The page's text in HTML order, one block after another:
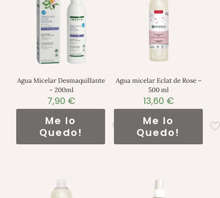
Agua Micelar Desmaquillante
– 200ml
7,90 €
Me lo
Quedo!
Agua micelar Eclat de Rose –
500 ml
13,60 €
Me lo
Quedo!